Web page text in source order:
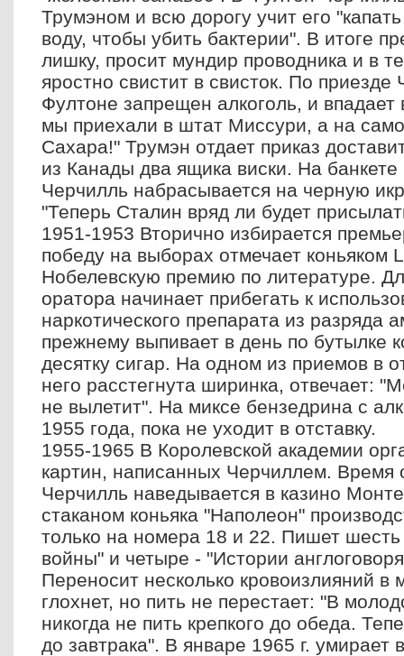
Трумэном и всю дорогу учит его
воду, чтобы убить бактерии". В итоге
лишку, просит мундир проводника и в
яростно свистит в свисток. По приезде
Фултоне запрещен алкоголь, и
мы приехали в штат Миссури, а на
Сахара!" Трумэн отдает приказ
из Канады два ящика виски. На
Черчилль набрасывается на черную
"Теперь Сталин вряд ли будет
1951-1953 Вторично избирается
победу на выборах отмечает коньяком
Нобелевскую премию по литературе.
оратора начинает прибегать к
наркотического препарата из разряда
прежнему выпивает в день по бутылке
десятку сигар. На одном из приемов в
него расстегнута ширинка, отвечает:
не вылетит". На миксе бензедрина с
1955 года, пока не уходит в отставку.
1955-1965 В Королевской академии
картин, написанных Черчиллем. Время
Черчилль наведывается в казино
стаканом коньяка "Наполеон"
только на номера 18 и 22. Пишет
войны" и четыре - "Истории
Переносит несколько кровоизлияний в
глохнет, но пить не перестает: "В
никогда не пить крепкого до обеда.
до завтрака". В январе 1965 г. умирает